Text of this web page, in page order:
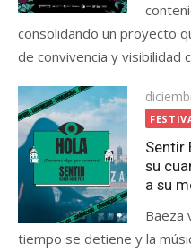
consolidando un proyecto
de convivencia y visibilidad
el
Sentir
su
a su
Baeza
tiempo se detiene y la